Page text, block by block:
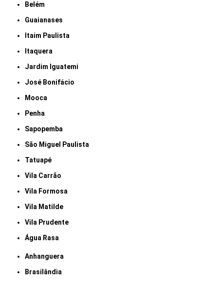
Belém
Guaianases
Itaim Paulista
Itaquera
Jardim Iguatemi
José Bonifácio
Mooca
Penha
Sapopemba
São Miguel Paulista
Tatuapé
Vila Carrão
Vila Formosa
Vila Matilde
Vila Prudente
Água Rasa
Anhanguera
Brasilândia